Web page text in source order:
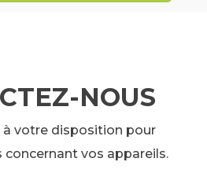
NOUS
votre disposition pour
vos appareils.